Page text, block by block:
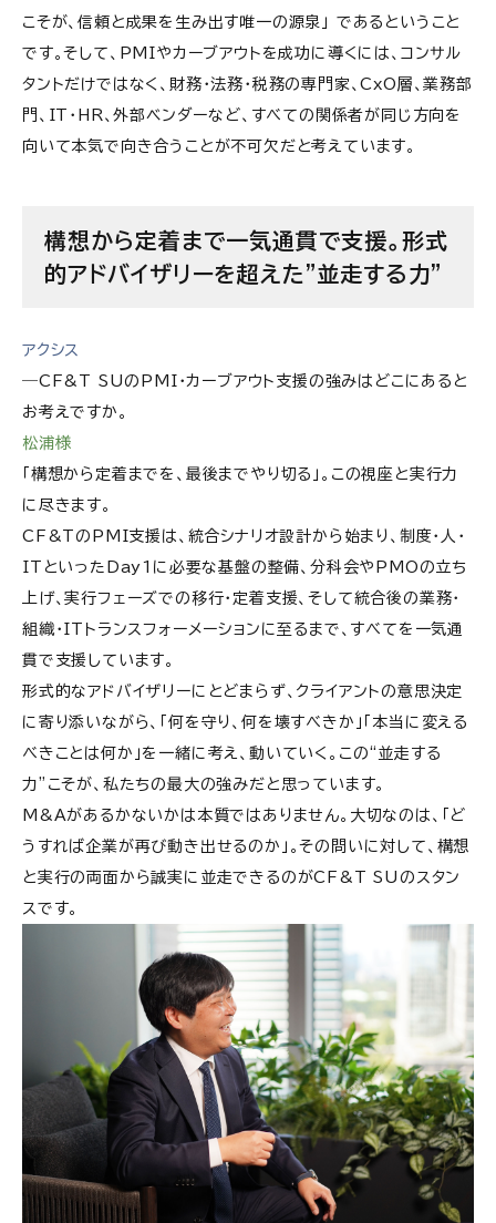
こそが、信頼と成果を生み出す唯一の源泉」 であるということ
です。そして、PMIやカーブアウトを成功に導くには、コンサル
タントだけではなく、財務・法務・税務の専門家、CxO層、業務部
門、IT・HR、外部ベンダーなど、すべての関係者が同じ方向を
向いて本気で向き合うことが不可欠だと考えています。
構想から定着まで一気通貫で支援。形式
的アドバイザリーを超えた”並走する力”
アクシス
―CF&T SUのPMI・カーブアウト支援の強みはどこにあると
お考えですか。
松浦様
「構想から定着までを、最後までやり切る」。この視座と実行力
に尽きます。
CF&TのPMI支援は、統合シナリオ設計から始まり、制度・人・
ITといったDay1に必要な基盤の整備、分科会やPMOの立ち
上げ、実行フェーズでの移行・定着支援、そして統合後の業務・
組織・ITトランスフォーメーションに至るまで、すべてを一気通
貫で支援しています。
形式的なアドバイザリーにとどまらず、クライアントの意思決定
に寄り添いながら、「何を守り、何を壊すべきか」「本当に変える
べきことは何か」を一緒に考え、動いていく。この“並走する
力”こそが、私たちの最大の強みだと思っています。
M&Aがあるかないかは本質ではありません。大切なのは、「ど
うすれば企業が再び動き出せるのか」。その問いに対して、構想
と実行の両面から誠実に並走できるのがCF&T SUのスタン
スです。